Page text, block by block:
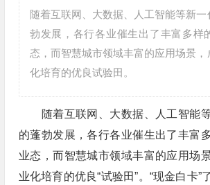
随着互联网、大数据、人工智能等新
勃发展，各行各业催生出了丰富多样
态，而智慧城市领域丰富的应用场景
化培育的优良试验田。
随着互联网、大数据、人工智能
的蓬勃发展，各行各业催生出了丰富
业态，而智慧城市领域丰富的应用场
业化培育的优良“试验田”。“现金白卡”